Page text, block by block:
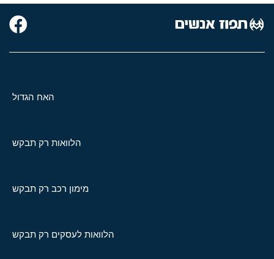
האח הגדול
הלוואות רק תבקש
מימון רכב רק תבקש
הלוואות לעסקים רק תבקש